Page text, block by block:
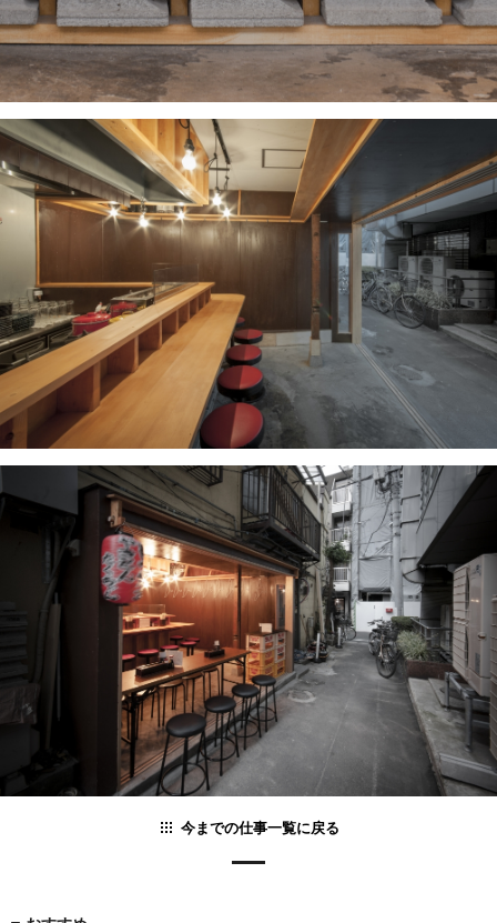
今までの仕事一覧に戻る